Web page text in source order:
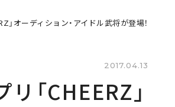
」オーディション・アイドル武将が登場！
2017.04.13
「CHEERZ」